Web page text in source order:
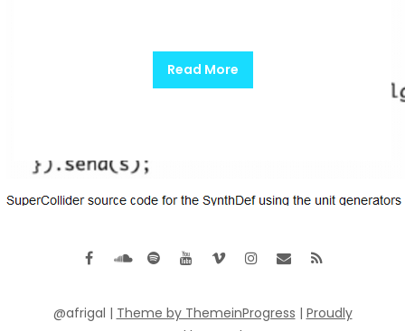
Read More
@afrigal | Theme by ThemeinProgress | Proudly